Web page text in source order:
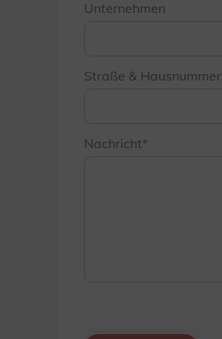
Unternehmen
Straße & Hausnummer
Nachricht